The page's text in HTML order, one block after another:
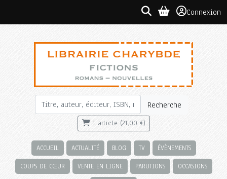
Connexion
Recherche
1 article (21,00 €)
ACCUEIL ACTUALITÉ BLOG TV ÉVÈNEMENTS
COUPS DE CŒUR VENTE EN LIGNE PARUTIONS OCCASIONS